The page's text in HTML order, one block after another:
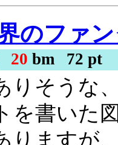
は暴走し
中心に文
の基礎
：概念の
への進出
のファ
20 bm 72 pt
そうな、
を書いた
りますが